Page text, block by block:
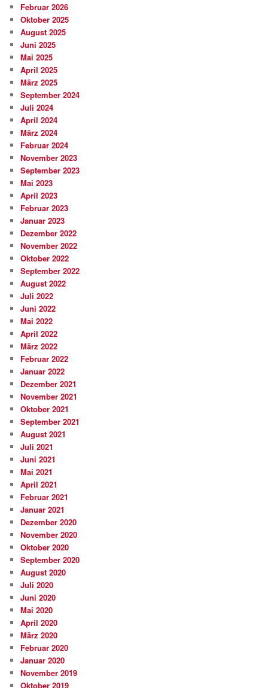
Februar 2026
Oktober 2025
August 2025
Juni 2025
Mai 2025
April 2025
März 2025
September 2024
Juli 2024
April 2024
März 2024
Februar 2024
November 2023
September 2023
Mai 2023
April 2023
Februar 2023
Januar 2023
Dezember 2022
November 2022
Oktober 2022
September 2022
August 2022
Juli 2022
Juni 2022
Mai 2022
April 2022
März 2022
Februar 2022
Januar 2022
Dezember 2021
November 2021
Oktober 2021
September 2021
August 2021
Juli 2021
Juni 2021
Mai 2021
April 2021
Februar 2021
Januar 2021
Dezember 2020
November 2020
Oktober 2020
September 2020
August 2020
Juli 2020
Juni 2020
Mai 2020
April 2020
März 2020
Februar 2020
Januar 2020
November 2019
Oktober 2019